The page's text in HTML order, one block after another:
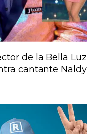
de la Bella Luz
cantante Naldy